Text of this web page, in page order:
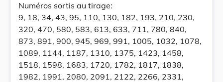
Numéros sortis au tirage:
9, 18, 34, 43, 95, 110, 130, 182, 193, 210, 230,
320, 470, 580, 583, 613, 633, 711, 780, 840,
873, 891, 900, 945, 969, 991, 1005, 1032, 1078,
1089, 1144, 1187, 1310, 1375, 1423, 1458,
1518, 1598, 1683, 1720, 1782, 1817, 1838,
1982, 1991, 2080, 2091, 2122, 2266, 2331,